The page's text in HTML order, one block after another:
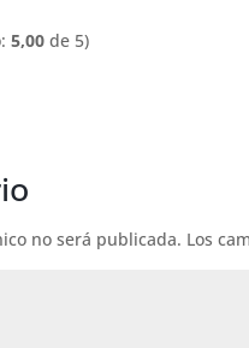
5,00 de 5)
no será publicada. Los